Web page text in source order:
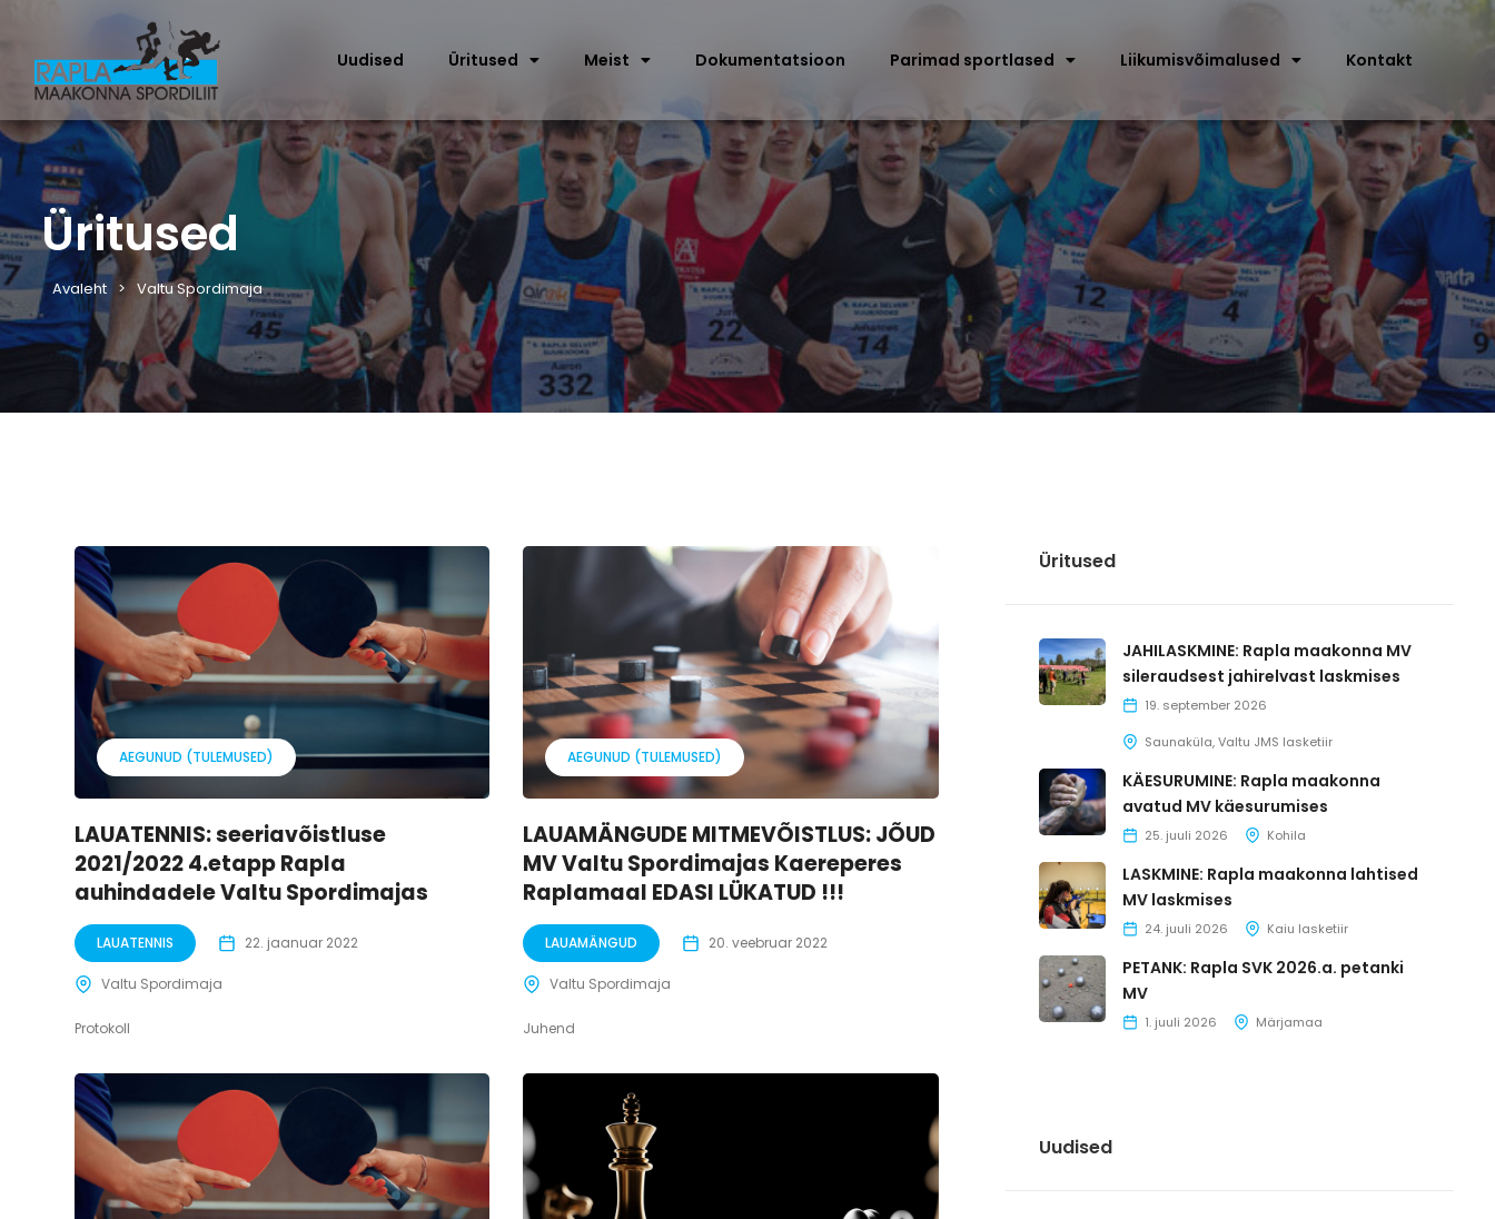
Uudised Üritused Meist Dokumentatsioon Parimad sportlased Liikumisvõimalused Kontakt
Üritused
Avaleht Valtu Spordimaja
AEGUNUD (TULEMUSED)
LAUATENNIS: seeriavõistluse
2021/2022 4.etapp Rapla
auhindadele Valtu Spordimajas
LAUATENNIS 22. jaanuar 2022
Valtu Spordimaja
Protokoll
AEGUNUD (TULEMUSED)
LAUAMÄNGUDE MITMEVÕISTLUS: JÕUD
MV Valtu Spordimajas Kaereperes
Raplamaal EDASI LÜKATUD !!!
LAUAMÄNGUD 20. veebruar 2022
Valtu Spordimaja
Juhend
Üritused
JAHILASKMINE: Rapla maakonna MV
sileraudsest jahirelvast laskmises
19. september 2026
Saunaküla, Valtu JMS lasketiir
KÄESURUMINE: Rapla maakonna
avatud MV käesurumises
25. juuli 2026 Kohila
LASKMINE: Rapla maakonna lahtised
MV laskmises
24. juuli 2026 Kaiu lasketiir
PETANK: Rapla SVK 2026.a. petanki
MV
1. juuli 2026 Märjamaa
Uudised